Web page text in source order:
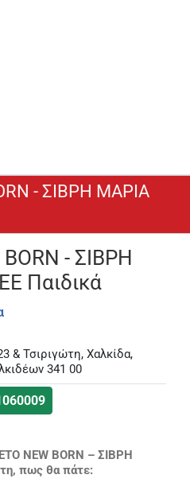
- ΣΙΒΡΗ ΜΑΡΙΑ
- ΣΙΒΡΗ
Παιδικά
& Τσιριγώτη, Χαλκίδα,
341 00
NEW BORN – ΣΙΒΡΗ
πως θα πάτε: